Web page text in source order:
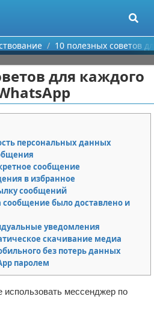
информации
10 полезных советов
для каждого
персональных данных
сообщение
в избранное
сообщений
сообщение было доставлено и
уведомления
скачивание медиа
без потерь данных
паролем
мессенджер по